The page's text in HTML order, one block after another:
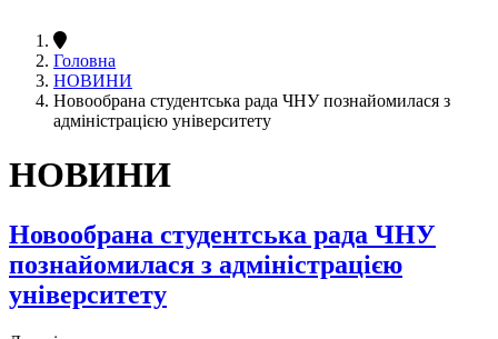
Головна
НОВИНИ
Новообрана студентська рада ЧНУ познайомилася з
адміністрацією університету
НОВИНИ
Новообрана студентська рада ЧНУ
познайомилася з адміністрацією
університету